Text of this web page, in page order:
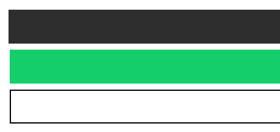
Nous acceptons les